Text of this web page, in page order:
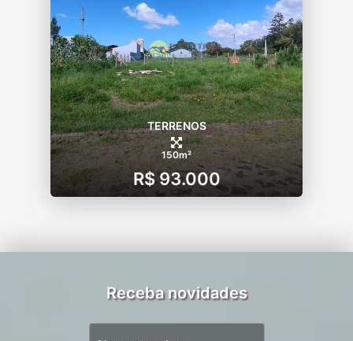
TERRENOS
150m²
R$ 93.000
Receba novidades